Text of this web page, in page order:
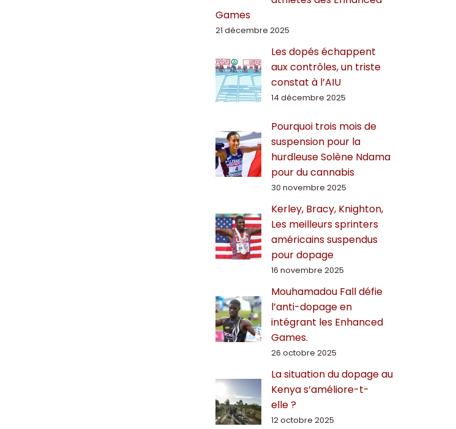
Games
21 décembre 2025
Les dopés échappent
aux contrôles, un triste
constat à l’AIU
14 décembre 2025
Pourquoi trois mois de
suspension pour la
hurdleuse Solène Ndama
pour du cannabis
30 novembre 2025
Kerley, Bracy, Knighton,
Les meilleurs sprinters
américains suspendus
pour dopage
16 novembre 2025
Mouhamadou Fall défie
l’anti-dopage en
intégrant les Enhanced
Games.
26 octobre 2025
La situation du dopage au
Kenya s’améliore-t-
elle ?
12 octobre 2025